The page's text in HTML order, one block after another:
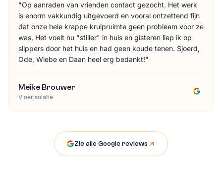
"Op aanraden van vrienden contact gezocht. Het werk
is enorm vakkundig uitgevoerd en vooral ontzettend fijn
dat onze hele krappe kruipruimte geen probleem voor ze
was. Het voelt nu "stiller" in huis en gisteren liep ik op
slippers door het huis en had geen koude tenen. Sjoerd,
Ode, Wiebe en Daan heel erg bedankt!"
Meike Brouwer
Vloerisolatie
Zie alle Google reviews